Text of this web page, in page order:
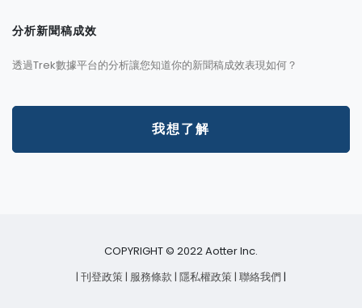
分析新聞稿成效
透過Trek數據平台的分析讓您知道你的新聞稿成效表現如何？
我想了解
COPYRIGHT © 2022 Aotter Inc.
| 刊登政策| 服務條款| 隱私權政策| 聯絡我們 |